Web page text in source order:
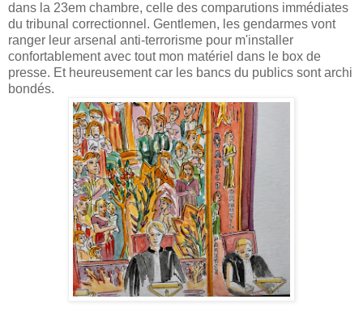
dans la 23em chambre, celle des comparutions immédiates
du tribunal correctionnel. Gentlemen, les gendarmes vont
ranger leur arsenal anti-terrorisme pour m'installer
confortablement avec tout mon matériel dans le box de
presse. Et heureusement car les bancs du publics sont archi
bondés.